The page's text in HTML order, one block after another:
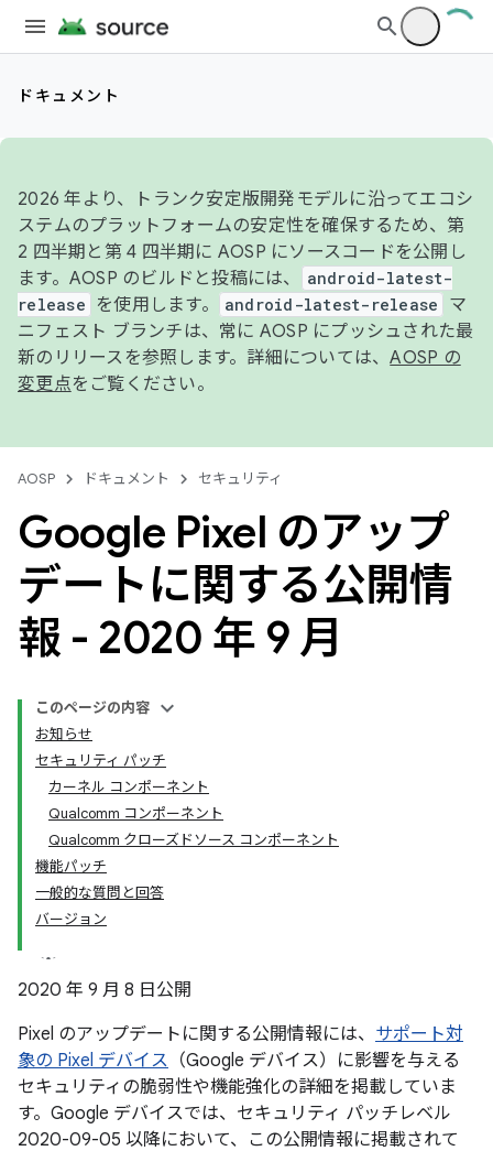
ドキュメント
2026 年より、トランク安定版開発モデルに沿ってエコシ
ステムのプラットフォームの安定性を確保するため、第
2 四半期と第 4 四半期に AOSP にソースコードを公開し
ます。AOSP のビルドと投稿には、
android-latest-
release
を使用します。 android-latest-release
マ
ニフェスト ブランチは、常に AOSP にプッシュされた最
新のリリースを参照します。詳細については、AOSP の
変更点をご覧ください。
AOSP ドキュメント セキュリティ
Google Pixel のアップ
デートに関する公開情
報 - 2020 年 9 月
このページの内容
お知らせ
セキュリティ パッチ
カーネル コンポーネント
Qualcomm コンポーネント
Qualcomm クローズドソース コンポーネント
機能パッチ
一般的な質問と回答
バージョン
2020 年 9 月 8 日公開
Pixel のアップデートに関する公開情報には、 サポート対
象の Pixel デバイス （Google デバイス）に影響を与える
セキュリティの脆弱性や機能強化の詳細を掲載していま
す。Google デバイスでは、セキュリティ パッチレベル
2020-09-05 以降において、この公開情報に掲載されて